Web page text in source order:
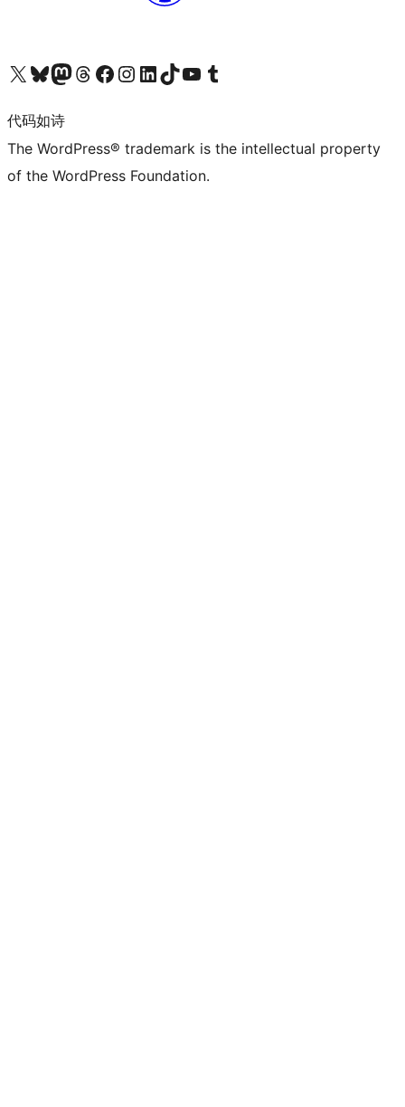
关注我们的 X（原 Twitter）账号访问我们的 Bluesky 账号关注我们的 Mastodon 账号访问我们的 Threads 账号 访问我们的 Facebook 公共主页关注我们的 Instagram 账号 关注我们的 LinkedIn 主页访问我们的 TikTok 账号访问我们的 YouTube 频道 访问我们的 Tumblr 账号
代码如诗
The WordPress® trademark is the intellectual property
of the WordPress Foundation.